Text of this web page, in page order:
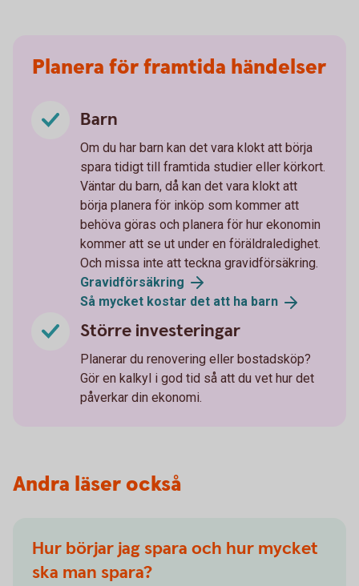
Planera för framtida händelser
Barn
Om du har barn kan det vara klokt att börja
spara tidigt till framtida studier eller körkort.
Väntar du barn, då kan det vara klokt att
börja planera för inköp som kommer att
behöva göras och planera för hur ekonomin
kommer att se ut under en föräldraledighet.
Och missa inte att teckna gravidförsäkring.
Gravid­försäkring
Så mycket kostar det att ha barn
Större investeringar
Planerar du renovering eller bostadsköp?
Gör en kalkyl i god tid så att du vet hur det
påverkar din ekonomi.
Andra läser också
Hur börjar jag spara och hur mycket
ska man spara?